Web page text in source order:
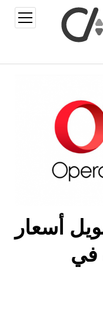
open
menu
أسعار
في